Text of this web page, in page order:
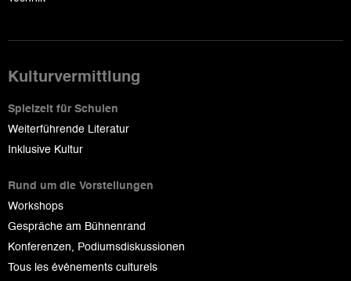
Kulturvermittlung
Spielzeit für Schulen
Weiterführende Literatur
Inklusive Kultur
Rund um die Vorstellungen
Workshops
Gespräche am Bühnenrand
Konferenzen, Podiumsdiskussionen
Tous les événements culturels